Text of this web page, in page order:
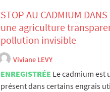
STOP AU CADMIUM
une agriculture
pollution invisible
Viviane LEVY
ENREGISTRÉE Le cadmium est
présent dans certains engrais